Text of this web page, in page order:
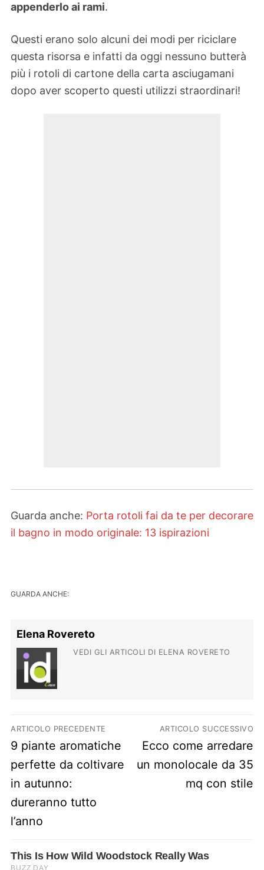
appenderlo ai rami.
Questi erano solo alcuni dei modi per riciclare
questa risorsa e infatti da oggi nessuno butterà
più i rotoli di cartone della carta asciugamani
dopo aver scoperto questi utilizzi straordinari!
Guarda anche: Porta rotoli fai da te per decorare
il bagno in modo originale: 13 ispirazioni
GUARDA ANCHE:
Elena Rovereto
VEDI GLI ARTICOLI DI ELENA ROVERETO
Navigazione articoli
ARTICOLO PRECEDENTE
Previous post:
9 piante aromatiche
perfette da coltivare
in autunno:
dureranno tutto
l’anno
ARTICOLO SUCCESSIVO
Next post:
Ecco come arredare
un monolocale da 35
mq con stile